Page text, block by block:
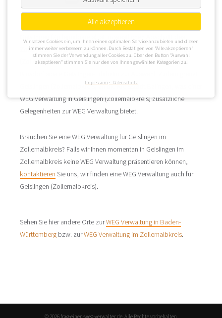
Zollernalbkreises gelegen. Einer WEG Verwaltung in Geislingen
(Zollernalbkreis) stehen die Stadtteile Geislingen, Geislingen-
Geislingen (Zollernalbkreis) an die Kreisstadt Balingen, was einer
WEG Verwaltung in Geislingen (Zollernalbkreis) zusätzliche
Gelegenheiten zur WEG Verwaltung bietet.
Brauchen Sie eine WEG Verwaltung für Geislingen im
Zollernalbkreis? Falls wir Ihnen momentan in Geislingen im
Zollernalbkreis keine WEG Verwaltung präsentieren können,
kontaktieren Sie uns, wir finden eine WEG Verwaltung auch für
Geislingen (Zollernalbkreis).
Sehen Sie hier andere Orte zurWEG Verwaltung in Baden-
Württemberg bzw. zurWEG Verwaltung im Zollernalbkreis.
Alle akzeptieren
Wir setzen Cookies ein, um Ihnen einen optimalen Service anzubieten und diesen
immer weiter verbessern zu können. Durch Bestätigen von “Alle akzeptieren”
stimmen Sie der Verwendung aller Cookies zu. Über den Button “Auswahl
akzeptieren” stimmen Sie nur den von Ihnen gewählten Kategorien zu.
Impressum Datenschutz